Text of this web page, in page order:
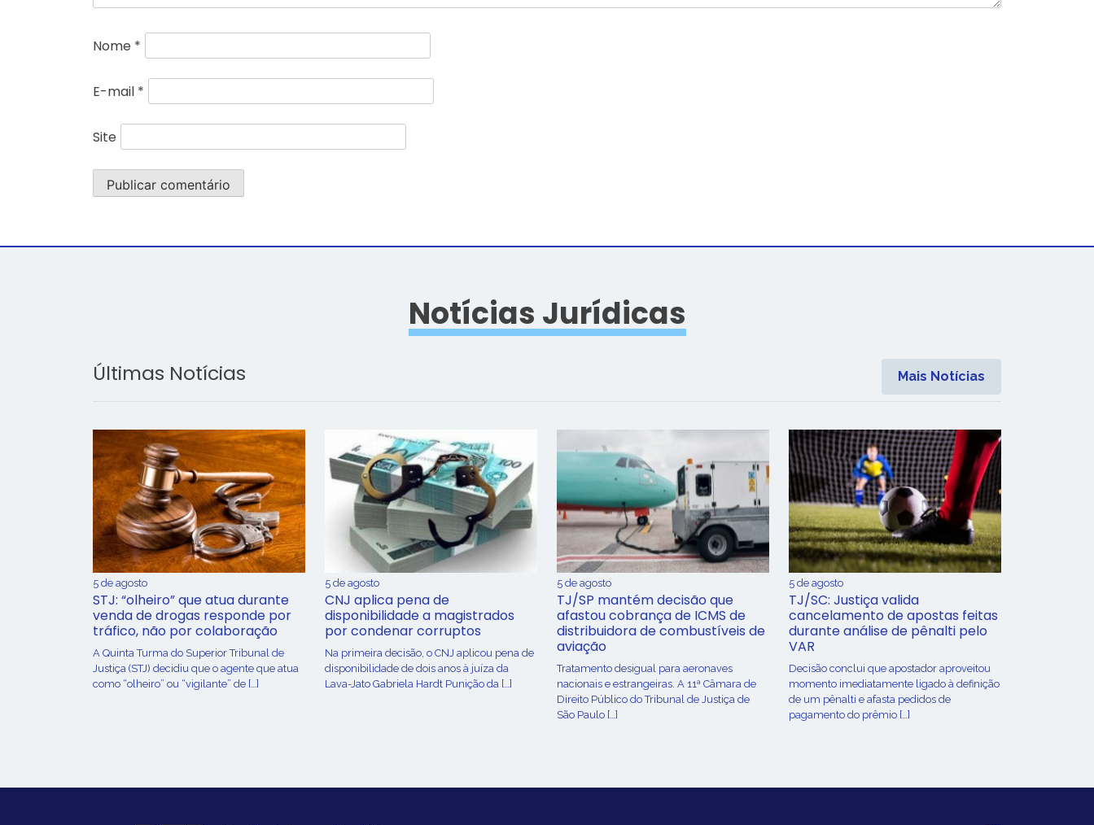
Nome *
E-mail *
Site
Notícias Jurídicas
Últimas Notícias Mais Notícias
5 de agosto
STJ: “olheiro” que atua durante
venda de drogas responde por
tráfico, não por colaboração
A Quinta Turma do Superior Tribunal de
Justiça (STJ) decidiu que o agente que atua
como “olheiro” ou “vigilante” de […]
5 de agosto
CNJ aplica pena de
disponibilidade a magistrados
por condenar corruptos
Na primeira decisão, o CNJ aplicou pena de
disponibilidade de dois anos à juíza da
Lava-Jato Gabriela Hardt Punição da […]
5 de agosto
TJ/SP mantém decisão que
afastou cobrança de ICMS de
distribuidora de combustíveis de
aviação
Tratamento desigual para aeronaves
nacionais e estrangeiras. A 11ª Câmara de
Direito Público do Tribunal de Justiça de
São Paulo […]
5 de agosto
TJ/SC: Justiça valida
cancelamento de apostas feitas
durante análise de pênalti pelo
VAR
Decisão conclui que apostador aproveitou
momento imediatamente ligado à definição
de um pênalti e afasta pedidos de
pagamento do prêmio […]